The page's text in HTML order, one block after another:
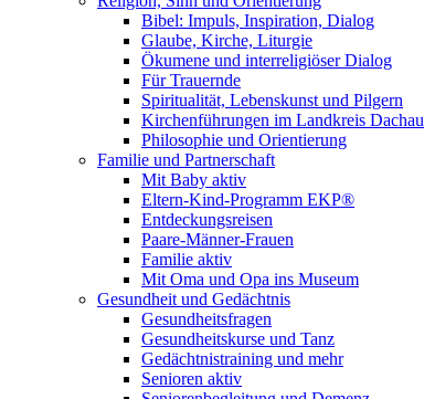
Bibel: Impuls, Inspiration, Dialog
Glaube, Kirche, Liturgie
Ökumene und interreligiöser Dialog
Für Trauernde
Spiritualität, Lebenskunst und Pilgern
Kirchenführungen im Landkreis Dachau
Philosophie und Orientierung
Familie und Partnerschaft
Mit Baby aktiv
Eltern-Kind-Programm EKP®
Entdeckungsreisen
Paare-Männer-Frauen
Familie aktiv
Mit Oma und Opa ins Museum
Gesundheit und Gedächtnis
Gesundheitsfragen
Gesundheitskurse und Tanz
Gedächtnistraining und mehr
Senioren aktiv